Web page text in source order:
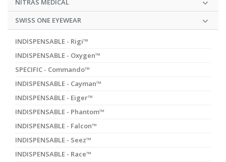
NITRAS MEDICAL
SWISS ONE EYEWEAR
INDISPENSABLE - Rigi™
INDISPENSABLE - Oxygen™
SPECIFIC - Commando™
INDISPENSABLE - Cayman™
INDISPENSABLE - Eiger™
INDISPENSABLE - Phantom™
INDISPENSABLE - Falcon™
INDISPENSABLE - Seez™
INDISPENSABLE - Race™